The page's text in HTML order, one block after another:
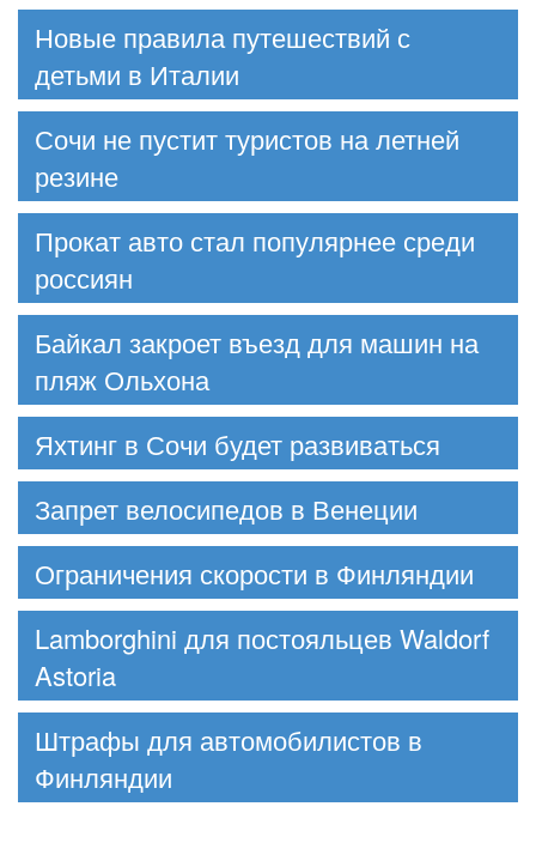
Новые правила путешествий с
детьми в Италии
Сочи не пустит туристов на летней
резине
Прокат авто стал популярнее среди
россиян
Байкал закроет въезд для машин на
пляж Ольхона
Яхтинг в Сочи будет развиваться
Запрет велосипедов в Венеции
Ограничения скорости в Финляндии
Lamborghini для постояльцев Waldorf
Astoria
Штрафы для автомобилистов в
Финляндии